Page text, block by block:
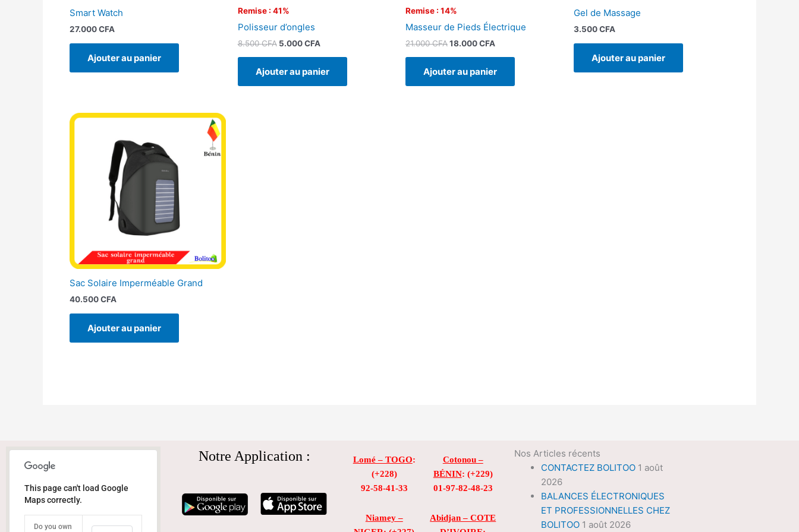
Smart Watch
27.000CFA
Ajouter au panier
Remise : 41%
Polisseur d’ongles
8.500CFA 5.000CFA
Ajouter au panier
Remise : 14%
Masseur de Pieds Électrique
21.000CFA18.000CFA
Ajouter au panier
Gel de Massage
3.500CFA
Ajouter au panier
Sac Solaire Imperméable Grand
40.500CFA
Ajouter au panier
This page can't load Google
Maps correctly.
Do you own
Notre Application : Lomé – TOGO:
(+228)
92-58-41-33
Niamey –
Cotonou –
BÉNIN: (+229)
01-97-82-48-23
Abidjan – COTE
Nos Articles récents
CONTACTEZ BOLITOO 1 août
2026
BALANCES ÉLECTRONIQUES
ET PROFESSIONNELLES CHEZ
BOLITOO 1 août 2026